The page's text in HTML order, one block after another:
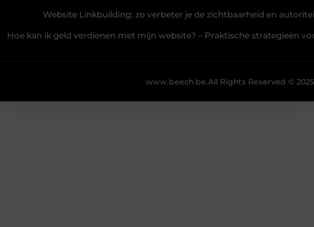
Website Linkbuilding: zo verbeter je de zichtbaarheid en
Hoe kan ik geld verdienen met mijn website? – Praktische strategieën
All Rights Reserved © 2025
www.beech.be.